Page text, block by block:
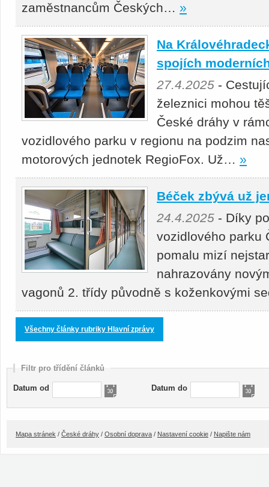
zaměstnancům Českých… »
Na
spojích
27.4.2025 -
železnici mohou
České dráhy v
vozidlového parku v regionu na podzim
motorových jednotek RegioFox. Už… »
Béček zbývá už
24.4.2025 - Díky
vozidlového parku
pomalu mizí
nahrazovány
vagonů 2. třídy původně s koženkovými
Všechny články rubriky Hlavní zprávy
Filtr pro třídění článků
Datum od Datum do
Mapa stránek / České dráhy / Osobní doprava / Nastavení cookie / Napište nám